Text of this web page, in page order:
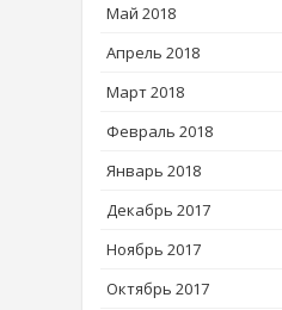
Май 2018
Апрель 2018
Март 2018
Февраль 2018
Январь 2018
Декабрь 2017
Ноябрь 2017
Октябрь 2017